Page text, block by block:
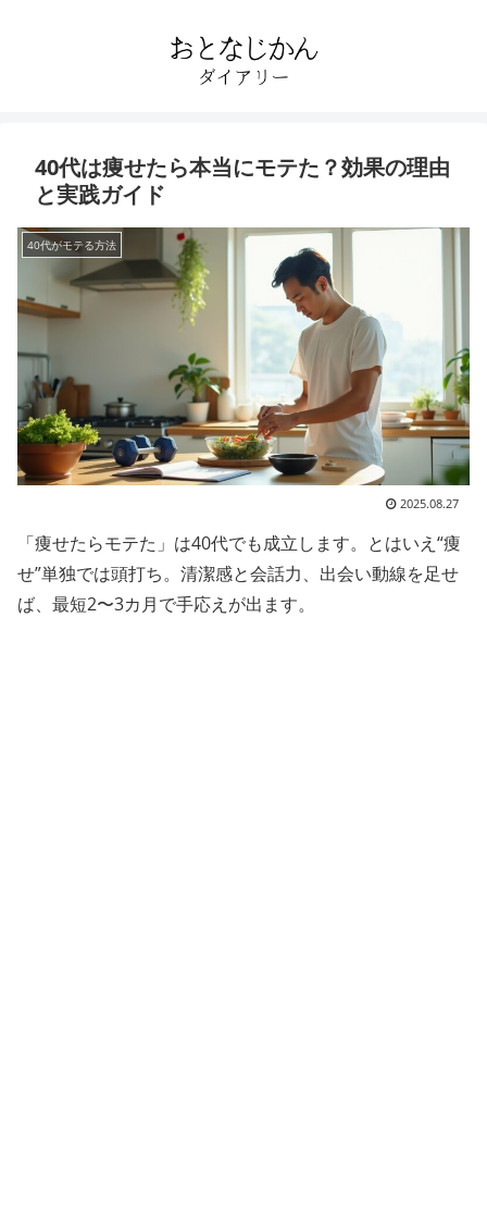
40代は痩せたら本当にモテた？効果の理由
と実践ガイド
40代がモテる方法
2025.08.27
「痩せたらモテた」は40代でも成立します。とはいえ“痩
せ”単独では頭打ち。清潔感と会話力、出会い動線を足せ
ば、最短2〜3カ月で手応えが出ます。